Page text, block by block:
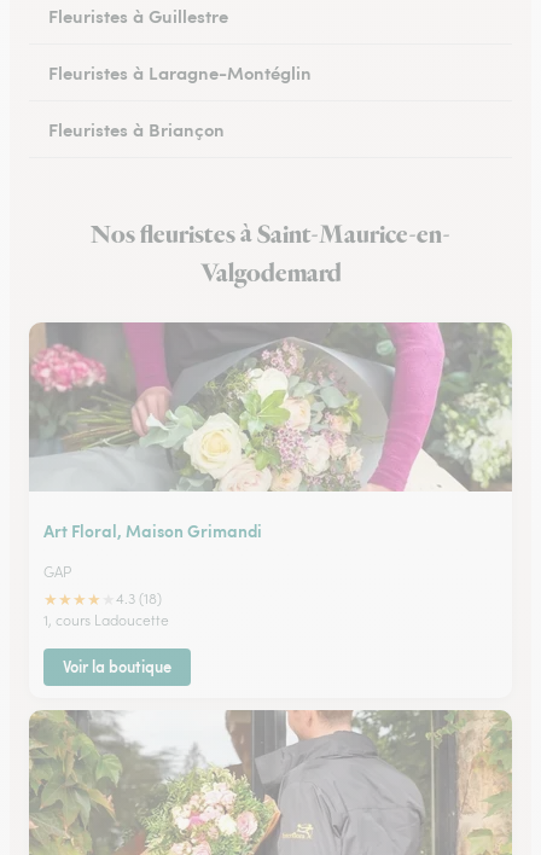
Fleuristes à Guillestre
Fleuristes à Laragne-Montéglin
Fleuristes à Briançon
Nos fleuristes à Saint-Maurice-en-
Valgodemard
Art Floral, Maison Grimandi
GAP
★★★★
4.3 (18)
1, cours Ladoucette
Voir la boutique